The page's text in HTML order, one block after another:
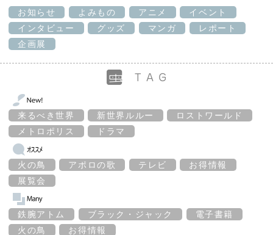
お知らせ よみもの アニメ
イベント
インタビュー
グッズ マンガ
レポート
企画展
来るべき世界 新世界ルルー
ロストワールド
メトロポリス
ドラマ
火の鳥 アポロの歌 テレビ
お得情報
展覧会
鉄腕アトム ブラック・ジャック
電子書籍
火の鳥
お得情報